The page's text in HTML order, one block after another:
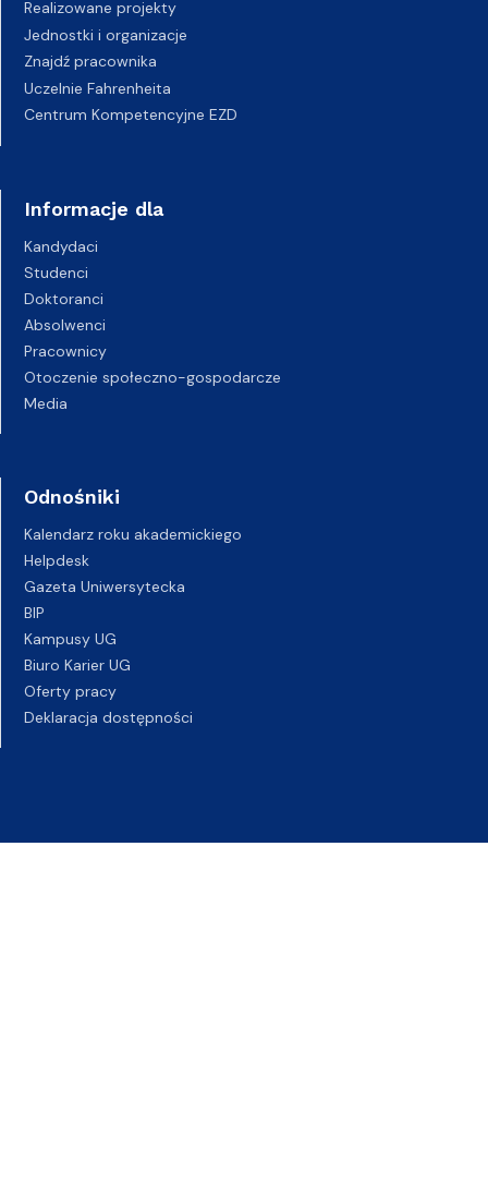
Realizowane projekty
Jednostki i organizacje
Znajdź pracownika
Uczelnie Fahrenheita
Centrum Kompetencyjne EZD
Informacje dla
Kandydaci
Studenci
Doktoranci
Absolwenci
Pracownicy
Otoczenie społeczno-gospodarcze
Media
Odnośniki
Kalendarz roku akademickiego
Helpdesk
Gazeta Uniwersytecka
BIP
Kampusy UG
Biuro Karier UG
Oferty pracy
Deklaracja dostępności